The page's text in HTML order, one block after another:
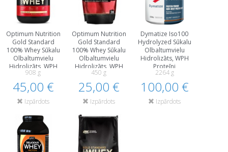
Optimum Nutrition
Gold Standard
100% Whey Sūkalu
Olbaltumvielu
Hidrolizāts, WPH
Proteīni
908 g
45,00 €
Izpārdots
Optimum Nutrition
Gold Standard
100% Whey Sūkalu
Olbaltumvielu
Hidrolizāts, WPH
Proteīni
450 g
25,00 €
Izpārdots
Dymatize Iso100
Hydrolyzed Sūkalu
Olbaltumvielu
Hidrolizāts, WPH
Proteīni
2264 g
100,00 €
Izpārdots